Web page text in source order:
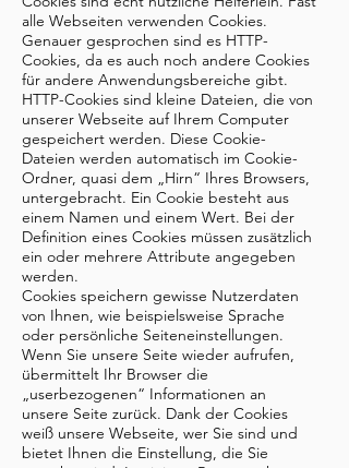
alle Webseiten verwenden Cookies.
Genauer gesprochen sind es HTTP-
Cookies, da es auch noch andere Cookies
für andere Anwendungsbereiche gibt.
HTTP-Cookies sind kleine Dateien, die von
unserer Webseite auf Ihrem Computer
gespeichert werden. Diese Cookie-
Dateien werden automatisch im Cookie-
Ordner, quasi dem „Hirn“ Ihres Browsers,
untergebracht. Ein Cookie besteht aus
einem Namen und einem Wert. Bei der
Definition eines Cookies müssen zusätzlich
ein oder mehrere Attribute angegeben
werden.
Cookies speichern gewisse Nutzerdaten
von Ihnen, wie beispielsweise Sprache
oder persönliche Seiteneinstellungen.
Wenn Sie unsere Seite wieder aufrufen,
übermittelt Ihr Browser die
„userbezogenen“ Informationen an
unsere Seite zurück. Dank der Cookies
weiß unsere Webseite, wer Sie sind und
bietet Ihnen die Einstellung, die Sie